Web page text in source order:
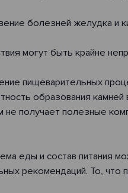
болезней желудка и
могут быть крайне
пищеварительных
образования
получает полезные
еды и состав питания
рекомендаций. То, что